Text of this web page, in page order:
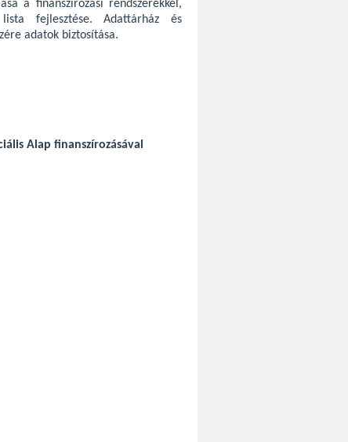
a finanszírozási rendszerekkel,
fejlesztése. Adattárház és
adatok biztosítása.
Alap finanszírozásával